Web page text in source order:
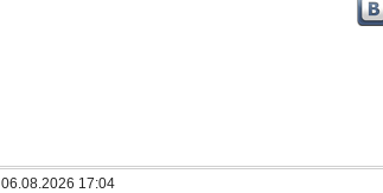
06.08.2026 17:04